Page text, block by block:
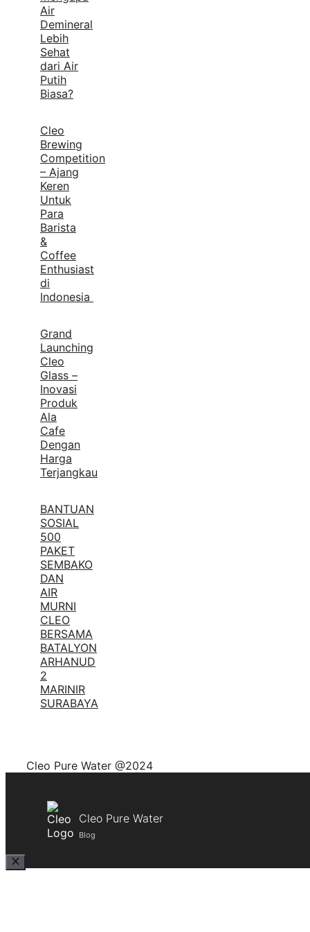
Air
Demineral
Lebih
Sehat
dari Air
Putih
Biasa?
Cleo
Brewing
Competition
– Ajang
Keren
Untuk
Para
Barista
&
Coffee
Enthusiast
di
Indonesia
Grand
Launching
Cleo
Glass –
Inovasi
Produk
Ala
Cafe
Dengan
Harga
Terjangkau
BANTUAN
SOSIAL
500
PAKET
SEMBAKO
DAN
AIR
MURNI
CLEO
BERSAMA
BATALYON
ARHANUD
2
MARINIR
SURABAYA
Cleo Pure Water @2024
Cleo Pure Water
Blog
Close